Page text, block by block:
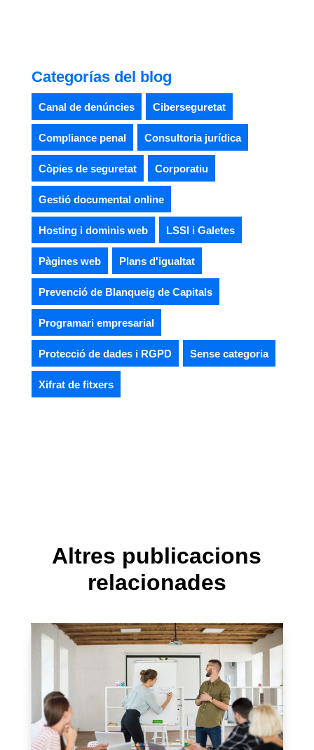
Categorías del blog
Canal de denúncies Ciberseguretat
Compliance penal Consultoria jurídica
Còpies de seguretat Corporatiu
Gestió documental online
Hosting i dominis web LSSI i Galetes
Pàgines web Plans d'igualtat
Prevenció de Blanqueig de Capitals
Programari empresarial
Protecció de dades i RGPD Sense categoria
Xifrat de fitxers
Altres publicacions
relacionades